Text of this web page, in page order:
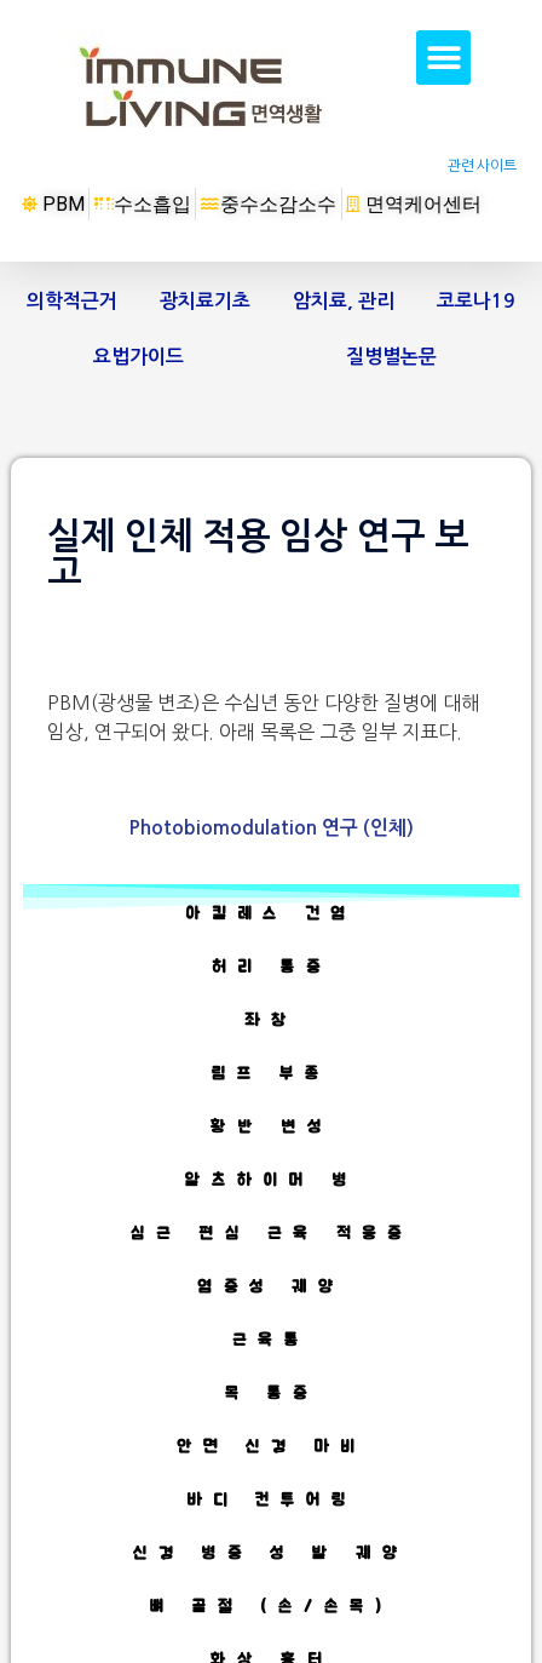
관련 사이트
PBM 수소흡입 중수소감소수 면역케어센터
의학적근거 광치료기초 암치료, 관리 코로나19
요법가이드 질병별논문
실제 인체 적용 임상 연구 보
고
PBM(광생물 변조)은 수십년 동안 다양한 질병에 대해
임상, 연구되어 왔다. 아래 목록은 그중 일부 지표다.
Photobiomodulation 연구 (인체)
아킬레스 건염
허리 통증
좌창
림프 부종
황반 변성
알츠하이머 병
심근 편심 근육 적응증
염증성 궤양
근육통
목 통증
안면 신경 마비
바디 컨투어링
신경 병증 성 발 궤양
뼈 골절 (손/손목)